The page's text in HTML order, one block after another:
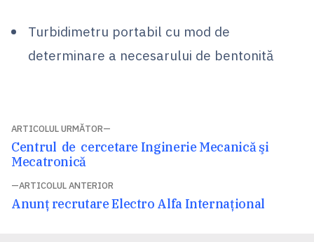
Turbidimetru portabil cu mod de
determinare a necesarului de bentonită
Navigare
în
articole
ARTICOLUL ANTERIOR
Articolul
Anunț recrutare Electro Alfa Internațional
ARTICOLUL URMĂTOR
Articolul
următor:
Centrul de cercetare Inginerie Mecanică şi
Mecatronică